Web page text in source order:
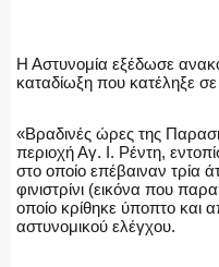
ΟΠΛΑ/ΕΞΟΠΛΙΣΜΟΣ
ΟΜΑΔΕΣ ΕΛ.ΑΣ.
Η Αστυνομία εξέδωσε
καταδίωξη που κατέληξε
«Βραδινές ώρες της
περιοχή Αγ. Ι. Ρέντη,
στο οποίο επέβαιναν τρία
φινιστρίνι (εικόνα που
οποίο κρίθηκε ύποπτο και
αστυνομικού ελέγχου.